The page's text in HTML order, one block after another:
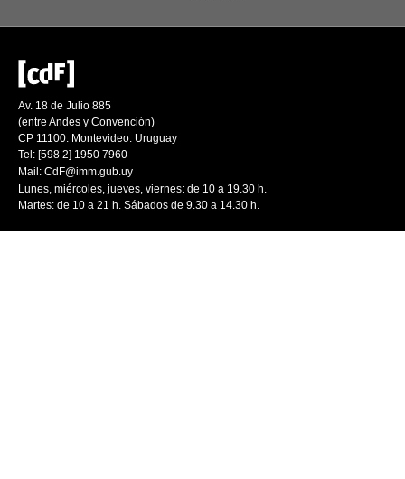
Av. 18 de Julio 885
(entre Andes y Convención)
CP 11100. Montevideo. Uruguay
Tel: [598 2] 1950 7960
Mail: CdF@imm.gub.uy
Lunes, miércoles, jueves, viernes: de 10 a 19.30 h.
Martes: de 10 a 21 h. Sábados de 9.30 a 14.30 h.